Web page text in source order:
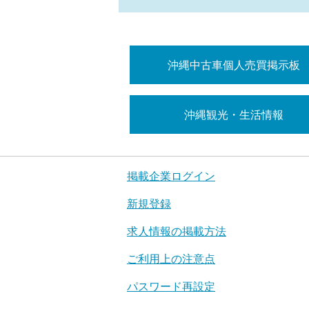
沖縄中古車個人売買掲示板
沖縄観光・生活情報
掲載企業ログイン
新規登録
求人情報の掲載方法
ご利用上の注意点
パスワード再設定